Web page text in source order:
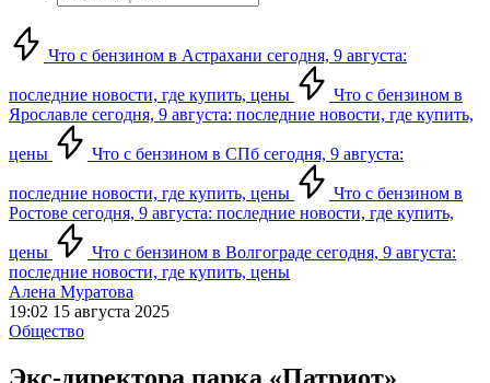
Что с бензином в Астрахани сегодня, 9 августа:
последние новости, где купить, цены
Что с бензином в
Ярославле сегодня, 9 августа: последние новости, где купить,
цены Что с бензином в СПб сегодня, 9 августа:
последние новости, где купить, цены
Что с бензином в
Ростове сегодня, 9 августа: последние новости, где купить,
цены
Что с бензином в Волгограде сегодня, 9 августа:
последние новости, где купить, цены
Алена Муратова
19:02 15 августа 2025
Общество